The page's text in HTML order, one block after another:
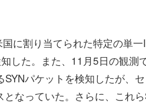
に割り当てられた特定の単
した。また、11月5日の観
SYNパケットを検知したが、
なっていた。さらに、これ